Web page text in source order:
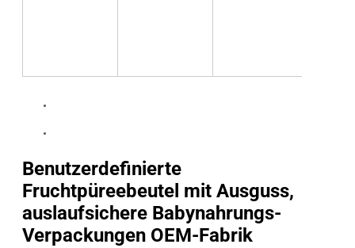
Benutzerdefinierte
Fruchtpüreebeutel mit Ausguss,
auslaufsichere Babynahrungs-
Verpackungen OEM-Fabrik